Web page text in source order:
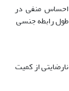
احساس منفی در
طول رابطه جنسی
نارضایتی از کمیت